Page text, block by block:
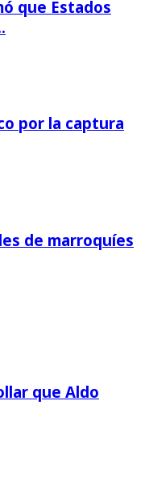
que Estados
por la captura
de marroquíes
que Aldo